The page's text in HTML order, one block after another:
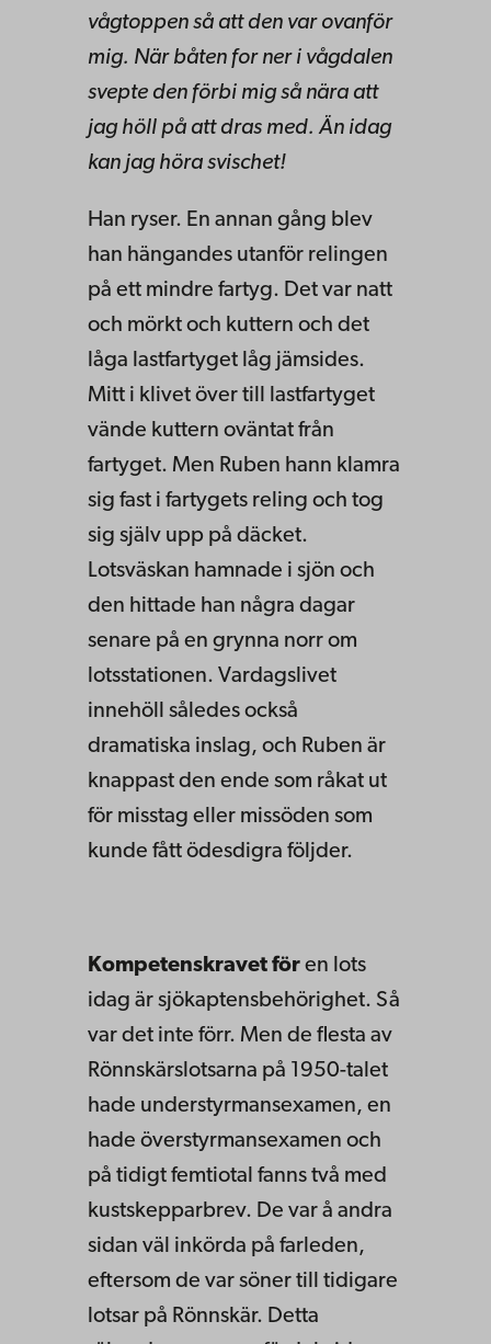
vågtoppen så att den var ovanför
mig. När båten for ner i vågdalen
svepte den förbi mig så nära att
jag höll på att dras med. Än idag
kan jag höra svischet!
Han ryser. En annan gång blev
han hängandes utanför relingen
på ett mindre fartyg. Det var natt
och mörkt och kuttern och det
låga lastfartyget låg jämsides.
Mitt i klivet över till lastfartyget
vände kuttern oväntat från
fartyget. Men Ruben hann klamra
sig fast i fartygets reling och tog
sig själv upp på däcket.
Lotsväskan hamnade i sjön och
den hittade han några dagar
senare på en grynna norr om
lotsstationen. Vardagslivet
innehöll således också
dramatiska inslag, och Ruben är
knappast den ende som råkat ut
för misstag eller missöden som
kunde fått ödesdigra följder.
Kompetenskravet för en lots
idag är sjökaptensbehörighet. Så
var det inte förr. Men de flesta av
Rönnskärslotsarna på 1950-talet
hade understyrmansexamen, en
hade överstyrmansexamen och
på tidigt femtiotal fanns två med
kustskepparbrev. De var å andra
sidan väl inkörda på farleden,
eftersom de var söner till tidigare
lotsar på Rönnskär. Detta